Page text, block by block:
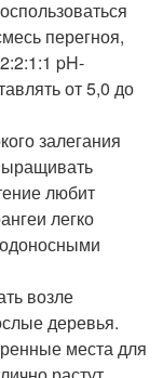
перегноя,
pH-
от 5,0 до
залегания
любит
легко
возле
деревья.
места для